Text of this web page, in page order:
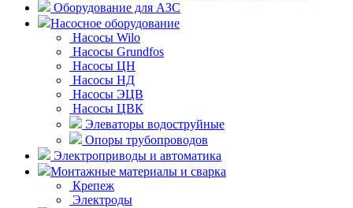
Оборудование для АЗС
Насосное оборудование
Насосы Wilo
Насосы Grundfos
Насосы ЦН
Насосы НД
Насосы ЭЦВ
Насосы ЦВК
Элеваторы водоструйные
Опоры трубопроводов
Электроприводы и автоматика
Монтажные материалы и сварка
Крепеж
Электроды